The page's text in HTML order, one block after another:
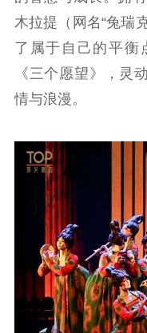
木拉提（网名“兔瑞
了属于自己的平衡
《三个愿望》，灵
情与浪漫。